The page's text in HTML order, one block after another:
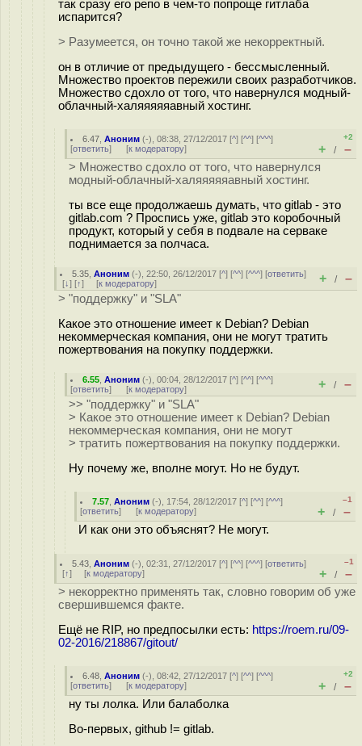
так сразу его репо в чем-то попроще гитлаба
испарится?
> Разумеется, он точно такой же некорректный.
он в отличие от предыдущего - бессмысленный.
Множество проектов пережили своих разработчиков.
Множество сдохло от того, что навернулся модный-
облачный-халяяяяяавный хостинг.
6.47 ,Аноним (-), 08:38, 27/12/2017 [^] [^^] [^^^]
[ответить] [к модератору]
+2
+ / –
> Множество сдохло от того, что навернулся
модный-облачный-халяяяяяавный хостинг.
ты все еще продолжаешь думать, что gitlab - это
gitlab.com ? Проспись уже, gitlab это коробочный
продукт, который у себя в подвале на серваке
поднимается за полчаса.
5.35 ,Аноним (-), 22:50, 26/12/2017 [^] [^^] [^^^] [ответить]
[↓] [↑] [к модератору] + / –
> "поддержку" и "SLA"
Какое это отношение имеет к Debian? Debian
некоммерческая компания, они не могут тратить
пожертвования на покупку поддержки.
6.55 ,Аноним (-), 00:04, 28/12/2017 [^] [^^] [^^^]
[ответить] [к модератору] + / –
>> "поддержку" и "SLA"
> Какое это отношение имеет к Debian? Debian
некоммерческая компания, они не могут
> тратить пожертвования на покупку поддержки.
Ну почему же, вполне могут. Но не будут.
7.57 ,Аноним (-), 17:54, 28/12/2017 [^] [^^] [^^^]
[ответить] [к модератору]
–1
+ / –
И как они это объяснят? Не могут.
5.43 ,Аноним (-), 02:31, 27/12/2017 [^] [^^] [^^^] [ответить]
[↑] [к модератору]
–1
+ / –
> некорректно применять так, словно говорим об уже
свершившемся факте.
Ещё не RIP, но предпосылки есть: https://roem.ru/09-
02-2016/218867/gitout/
6.48 ,Аноним (-), 08:42, 27/12/2017 [^] [^^] [^^^]
[ответить] [к модератору]
+2
+ / –
ну ты лолка. Или балаболка
Во-первых, github != gitlab.